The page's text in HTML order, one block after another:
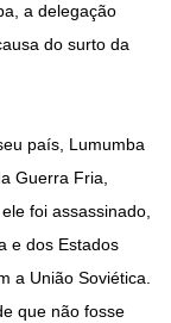
a delegação
do surto da
país, Lumumba
Guerra Fria,
foi assassinado,
e dos Estados
a União Soviética.
que não fosse